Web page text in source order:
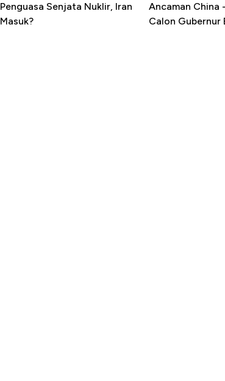
Penguasa Senjata Nuklir, Iran
Masuk?
Ancaman China
Calon Gubernur